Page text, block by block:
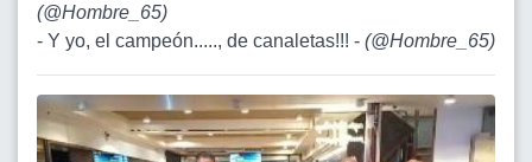
(@Hombre_65)
- Y yo, el campeón....., de canaletas!!! - (@Hombre_65)